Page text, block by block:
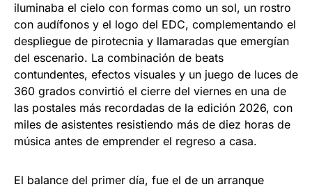
iluminaba el cielo con formas como un sol, un rostro
con audífonos y el logo del EDC, complementando el
despliegue de pirotecnia y llamaradas que emergían
del escenario. La combinación de beats
contundentes, efectos visuales y un juego de luces de
360 grados convirtió el cierre del viernes en una de
las postales más recordadas de la edición 2026, con
miles de asistentes resistiendo más de diez horas de
música antes de emprender el regreso a casa.
El balance del primer día, fue el de un arranque